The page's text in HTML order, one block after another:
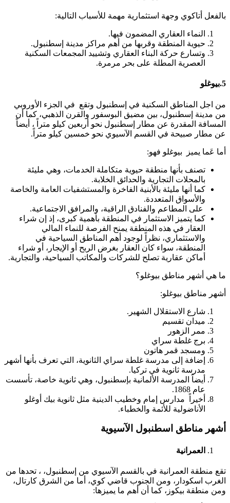
بالفعل أتاكوي وجهة استثمارية مهمة للأسباب التالية:
النماء العقاري المضمون فيها.
حيوية المنطقة وقربها من أهم مراكز مدينة إسطنبول.
وتسارع حركة البناء العقاري وتشييد المجمعات السكنية
العصرية المطلة على بحر مرمرة.
5.بيوغلو
من اجل المناطق السكنية في إسطنبول وتقع في الجزء الأوروبي
من مدينة إسطنبول، بين مضيق البوسفور والقرن الذهبي، كما أن
المسافة المقدرة عن مطار إسطنبول نحو أربعين كيلو متراً ، أيضاً
عن مطار صبيحة في القسم الآسيوي نحو خمسين كيلو متراً.
أما عَما يميز بيوغلو فهو:
تصنف بأنها منطقة حيوية متكاملة الخدمات، وهي مليئة
بالمحلات التجارية والحدائق الخلابة.
كما أنها مليئة بالأبنية الفاخرة والمستشفيات العامة والخاصة
والأسواق المتعددة.
على المطاعم والفنادق الراقية، والمرافق الاجتماعية.
كما يتميز الاستثمار في المنطقة بأهمية كبرى، إذ إن شراء
العقار في هذه المنطقة يمنح الفرصة للنماء المالي
والاستثماري، نظراً لوجود أهم المناطق السياحية في
المنطقة، سواء كان العقار بغرض الربح أو الإيجار، أو شراء
أماكن عقارية تصلح للشركات والمكاتب السياحية، والتجارية.
ما هي أشهر مناطق بيوغلو؟
أشهر مناطق بيوغلو:
شارع الاستقلال الشهير.
ميدان تقسيم
ممر الزهور
برج غلطة سراي
ومسجد قمر هاتون
إضافة إلى مدرسة غلطة سراي الثانوية، التي تعرف بأنها أشهر
مدرسة ثانوية في تركيا.
أيضاً المدرسة الألمانية بإسطنبول، وهي ثانوية خاصة، تأسست
عام 1868.
أخيراً مدارس إمام وخطيب الدينية مثل ثانوية بيك أوغلو
الأناضولية للأئمة والخطباء.
أشهر مناطق اسطنبول الآسيوية
العمرانية
تقع منطقة العمرانية في بالقسم الآسيوي من إسطنبول، ، تحدها من
الغرب اسكودار، ومن الجنوب قاضي كوي، أما من الشرق كارتال،
ومن منطقة بيكوز، كما أن أهم ما يميزها: